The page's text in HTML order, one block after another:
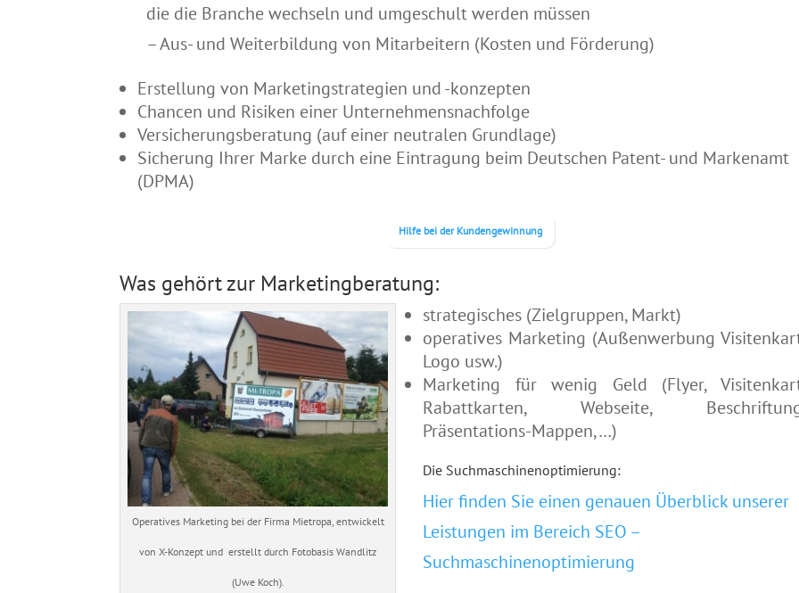
die die Branche wechseln und umgeschult werden müssen
– Aus- und Weiterbildung von Mitarbeitern (Kosten und Förderung)
Erstellung von Marketingstrategien und -konzepten
Chancen und Risiken einer Unternehmensnachfolge
Versicherungsberatung (auf einer neutralen Grundlage)
Sicherung Ihrer Marke durch eine Eintragung beim Deutschen Patent- und Markenamt
(DPMA)
Hilfe bei der Kundengewinnung
Was gehört zur Marketingberatung:
Operatives Marketing bei der Firma Mietropa, entwickelt
von X-Konzept und erstellt durch Fotobasis Wandlitz
(Uwe Koch).
strategisches (Zielgruppen, Markt)
operatives Marketing (Außenwerbung
Logo usw.)
Marketing für wenig Geld (Flyer,
Rabattkarten, Webseite,
Präsentations-Mappen,…)
Die Suchmaschinenoptimierung:
Hier finden Sie einen genauen Überblick unserer
Leistungen im Bereich SEO –
Suchmaschinenoptimierung